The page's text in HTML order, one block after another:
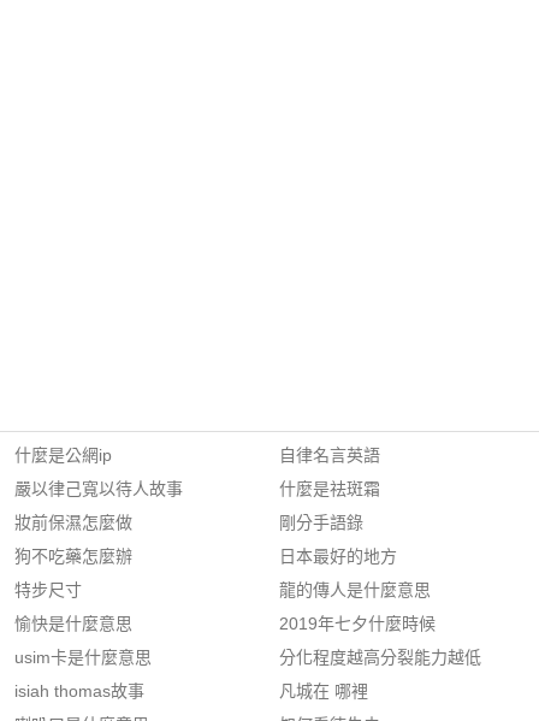
什麼是公網ip
嚴以律己寬以待人故事
妝前保濕怎麼做
狗不吃藥怎麼辦
特步尺寸
愉快是什麼意思
usim卡是什麼意思
isiah thomas故事
自律名言英語
什麼是祛斑霜
剛分手語錄
日本最好的地方
龍的傳人是什麼意思
2019年七夕什麼時候
分化程度越高分裂能力越低
凡城在 哪裡